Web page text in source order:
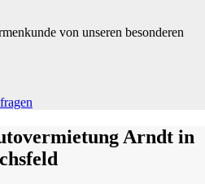
von unseren besonderen
Arndt in